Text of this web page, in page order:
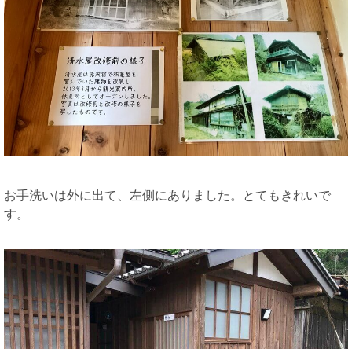
お手洗いは外に出て、左側にありました。とてもきれいで
す。